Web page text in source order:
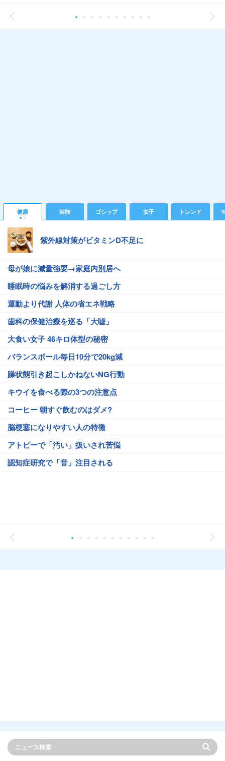
健康 芸能 ゴシップ 女子 トレンド
紫外線対策がビタミンD不足に
母が娘に減量強要→家庭内別居へ
睡眠時の悩みを解消する過ごし方
運動より代謝 人体の省エネ戦略
歯科の保健治療を巡る「大嘘」
大食い女子 46キロ体型の秘密
バランスボール毎日10分で20kg減
躁状態引き起こしかねないNG行動
キウイを食べる際の3つの注意点
コーヒー 朝すぐ飲むのはダメ?
脳梗塞になりやすい人の特徴
アトピーで「汚い」扱いされ苦悩
認知症研究で「音」注目される